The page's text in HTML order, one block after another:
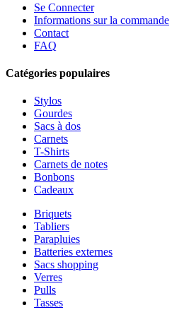
Se Connecter
Informations sur la commande
Contact
FAQ
Catégories populaires
Stylos
Gourdes
Sacs à dos
Carnets
T-Shirts
Carnets de notes
Bonbons
Cadeaux
Briquets
Tabliers
Parapluies
Batteries externes
Sacs shopping
Verres
Pulls
Tasses